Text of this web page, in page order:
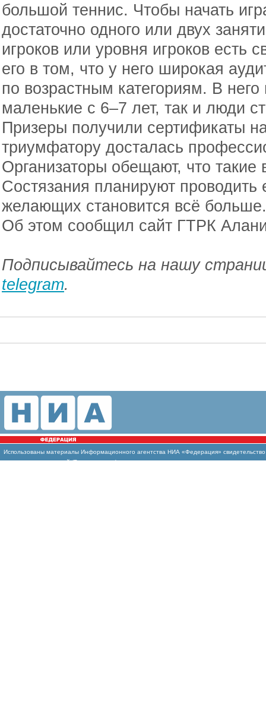
большой теннис. Чтобы начать
достаточно одного или двух
игроков или уровня игроков есть
его в том, что у него широкая
по возрастным категориям. В него
маленькие с 6–7 лет, так и люди
Призеры получили сертификаты
триумфатору досталась
Организаторы обещают, что такие
Состязания планируют проводить
желающих становится всё больше.
Об этом сообщил сайт ГТРК
Подписывайтесь на нашу
telegram.
Использованы материалы Информационного агентства НИА «Федерация»
массовых коммуникаций (Роскомнадзор)